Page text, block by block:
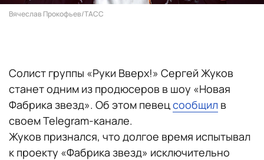
Вячеслав Прокофьев/ТАСС
Солист группы «Руки Вверх!» Сергей Жуков
станет одним из продюсеров в шоу «Новая
Фабрика звезд». Об этом певецсообщил в
своем Telegram-канале.
Жуков признался, что долгое время испытывал
к проекту «Фабрика звезд» исключительно